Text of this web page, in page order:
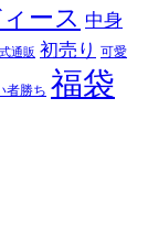
ース 中身
通販 初売り 可愛
者勝ち 福袋